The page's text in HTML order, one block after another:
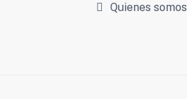
Quienes somos